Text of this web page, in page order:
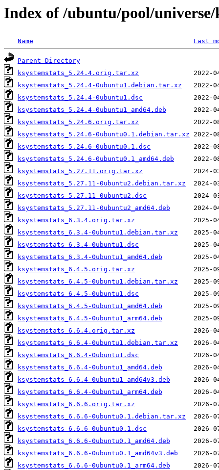
Index of /ubuntu/pool/universe/
Name Last
Parent Directory
ksystemstats_5.24.4.orig.tar.xz
ksystemstats_5.24.4-0ubuntu1.debian.tar.xz
ksystemstats_5.24.4-0ubuntu1.dsc
ksystemstats_5.24.4-0ubuntu1_amd64.deb
ksystemstats_5.24.6.orig.tar.xz
ksystemstats_5.24.6-0ubuntu0.1.debian.tar.xz
ksystemstats_5.24.6-0ubuntu0.1.dsc
ksystemstats_5.24.6-0ubuntu0.1_amd64.deb
ksystemstats_5.27.11.orig.tar.xz
ksystemstats_5.27.11-0ubuntu2.debian.tar.xz
ksystemstats_5.27.11-0ubuntu2.dsc
ksystemstats_5.27.11-0ubuntu2_amd64.deb
ksystemstats_6.3.4.orig.tar.xz
ksystemstats_6.3.4-0ubuntu1.debian.tar.xz
ksystemstats_6.3.4-0ubuntu1.dsc
ksystemstats_6.3.4-0ubuntu1_amd64.deb
ksystemstats_6.4.5.orig.tar.xz
ksystemstats_6.4.5-0ubuntu1.debian.tar.xz
ksystemstats_6.4.5-0ubuntu1.dsc
ksystemstats_6.4.5-0ubuntu1_amd64.deb
ksystemstats_6.4.5-0ubuntu1_arm64.deb
ksystemstats_6.6.4.orig.tar.xz
ksystemstats_6.6.4-0ubuntu1.debian.tar.xz
ksystemstats_6.6.4-0ubuntu1.dsc
ksystemstats_6.6.4-0ubuntu1_amd64.deb
ksystemstats_6.6.4-0ubuntu1_amd64v3.deb
ksystemstats_6.6.4-0ubuntu1_arm64.deb
ksystemstats_6.6.6.orig.tar.xz
ksystemstats_6.6.6-0ubuntu0.1.debian.tar.xz
ksystemstats_6.6.6-0ubuntu0.1.dsc
ksystemstats_6.6.6-0ubuntu0.1_amd64.deb
ksystemstats_6.6.6-0ubuntu0.1_amd64v3.deb
ksystemstats_6.6.6-0ubuntu0.1_arm64.deb